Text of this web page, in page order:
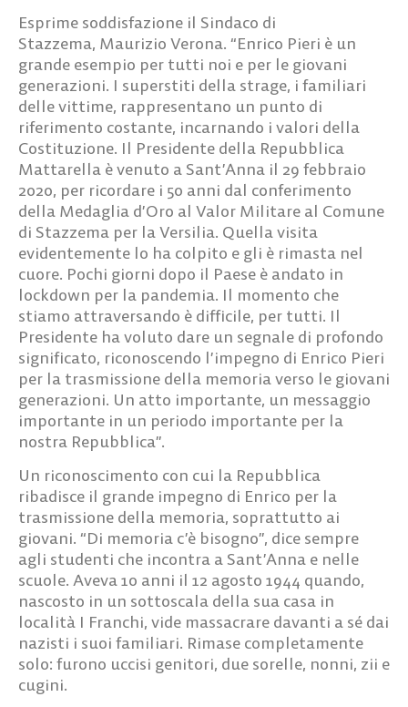
Esprime soddisfazione il Sindaco di
Stazzema, Maurizio Verona. “Enrico Pieri è un
grande esempio per tutti noi e per le giovani
generazioni. I superstiti della strage, i familiari
delle vittime, rappresentano un punto di
riferimento costante, incarnando i valori della
Costituzione. Il Presidente della Repubblica
Mattarella è venuto a Sant’Anna il 29 febbraio
2020, per ricordare i 50 anni dal conferimento
della Medaglia d’Oro al Valor Militare al Comune
di Stazzema per la Versilia. Quella visita
evidentemente lo ha colpito e gli è rimasta nel
cuore. Pochi giorni dopo il Paese è andato in
lockdown per la pandemia. Il momento che
stiamo attraversando è difficile, per tutti. Il
Presidente ha voluto dare un segnale di profondo
significato, riconoscendo l’impegno di Enrico Pieri
per la trasmissione della memoria verso le giovani
generazioni. Un atto importante, un messaggio
importante in un periodo importante per la
nostra Repubblica”.
Un riconoscimento con cui la Repubblica
ribadisce il grande impegno di Enrico per la
trasmissione della memoria, soprattutto ai
giovani. “Di memoria c’è bisogno”, dice sempre
agli studenti che incontra a Sant’Anna e nelle
scuole. Aveva 10 anni il 12 agosto 1944 quando,
nascosto in un sottoscala della sua casa in
località I Franchi, vide massacrare davanti a sé dai
nazisti i suoi familiari. Rimase completamente
solo: furono uccisi genitori, due sorelle, nonni, zii e
cugini.